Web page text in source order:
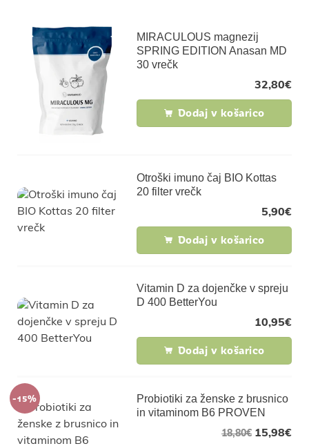
MIRACULOUS magnezij
SPRING EDITION Anasan MD
30 vrečk
32,80€
Dodaj v košarico
Otroški imuno čaj BIO Kottas
20 filter vrečk
5,90€
Dodaj v košarico
Vitamin D za dojenčke v spreju
D 400 BetterYou
10,95€
Dodaj v košarico
-15%
Probiotiki za ženske z brusnico
in vitaminom B6 PROVEN
15,98€
18,80€